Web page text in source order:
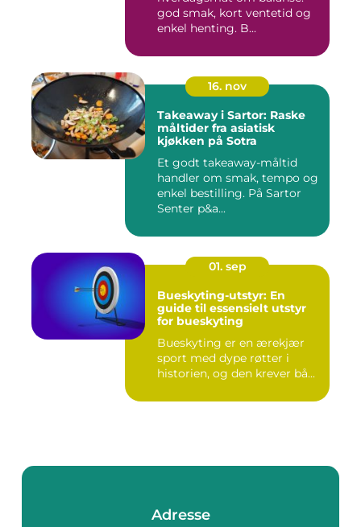
god smak, kort ventetid og
enkel henting. B...
16. nov
Takeaway i Sartor: Raske
måltider fra asiatisk
kjøkken på Sotra
Et godt takeaway-måltid
handler om smak, tempo og
enkel bestilling. På Sartor
Senter p&a...
01. sep
Bueskyting-utstyr: En
guide til essensielt utstyr
for bueskyting
Bueskyting er en ærekjær
sport med dype røtter i
historien, og den krever bå...
Adresse